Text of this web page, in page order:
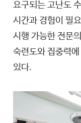
요구되는 고난도
시간과 경험이 필
시행 가능한 전문
숙련도와 집중력
있다.